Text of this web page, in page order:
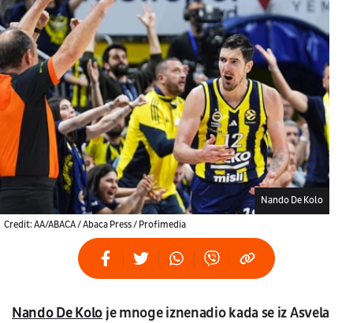
Credit: AA/ABACA / Abaca Press / Profimedia
Nando De Kolo
Nando De Kolo je mnoge iznenadio kada se iz Asvela